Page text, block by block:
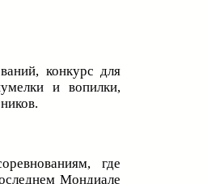
конкурс для
и вопилки,
где
Мондиале